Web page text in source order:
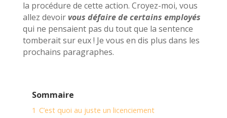
la procédure de cette action. Croyez-moi, vous
allez devoir vous défaire de certains employés
qui ne pensaient pas du tout que la sentence
tomberait sur eux ! Je vous en dis plus dans les
prochains paragraphes.
Sommaire
1 C’est quoi au juste un licenciement